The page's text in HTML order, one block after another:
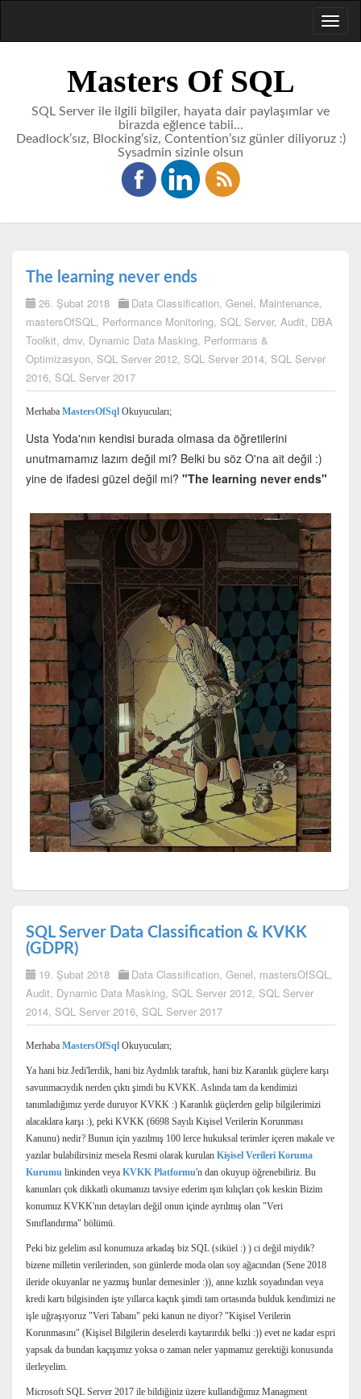
Masters Of SQL
SQL Server ile ilgili bilgiler, hayata dair paylaşımlar ve
birazda eğlence tabii...
Deadlock’sız, Blocking’siz, Contention’sız günler diliyoruz :)
Sysadmin sizinle olsun
The learning never ends
26. Şubat 2018 Data Classification, Genel, Maintenance,
mastersOfSQL, Performance Monitoring, SQL Server, Audit, DBA
Toolkit, dmv, Dynamic Data Masking, Performans &
Optimizasyon, SQL Server 2012, SQL Server 2014, SQL Server
2016, SQL Server 2017
Merhaba MastersOfSqlOkuyucuları;
Usta Yoda'nın kendisi burada olmasa da öğretilerini
unutmamamız lazım değil mi? Belki bu söz O'na ait değil :)
yine de ifadesi güzel değil mi? "The learning never ends"
SQL Server Data Classification & KVKK
(GDPR)
19. Şubat 2018 Data Classification, Genel, mastersOfSQL,
Audit, Dynamic Data Masking, SQL Server 2012, SQL Server
2014, SQL Server 2016, SQL Server 2017
Merhaba MastersOfSqlOkuyucuları;
Ya hani biz Jedi'lerdik, hani biz Aydınlık taraftık, hani biz Karanlık güçlere karşı
savunmacıydık nerden çıktı şimdi bu KVKK. Aslında tam da kendimizi
tanımladığımız yerde duruyor KVKK :) Karanlık güçlerden gelip bilgilerimizi
alacaklara karşı :), peki KVKK (6698 Sayılı Kişisel Verilerin Korunması
Kanunu) nedir? Bunun için yazılmış 100 lerce hukuksal terimler içeren makale ve
yazılar bulabilirsiniz mesela Resmi olarak kurulan Kişisel Verileri Koruma
Kurumu linkinden veya KVKK Platformu'n dan okuyup öğrenebiliriz. Bu
kanunları çok dikkatli okumanızı tavsiye ederim ışın kılıçları çok keskin Bizim
konumuz KVKK'nın detayları değil onun içinde ayrılmış olan "Veri
Sınıflandırma" bölümü.
Peki biz gelelim asıl konumuza arkadaş biz SQL (siküel :) ) ci değil miydik?
bizene milletin verilerinden, son günlerde moda olan soy ağacından (Sene 2018
ileride okuyanlar ne yazmış bunlar demesinler :)), anne kızlık soyadından veya
kredi kartı bilgisinden işte yıllarca kaçtık şimdi tam ortasında bulduk kendimizi ne
işle uğraşıyoruz "Veri Tabanı" peki kanun ne diyor? "Kişisel Verilerin
Korunmasını" (Kişisel Bilgilerin deselerdi kaytarırdık belki :)) evet ne kadar espri
yapsak da bundan kaçışımız yoksa o zaman neler yapmamız gerektiği konusunda
ilerleyelim.
Microsoft SQL Server 2017 ile bildiğiniz üzere kullandığımız Managment